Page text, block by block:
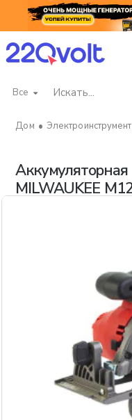
Все
Искать...
MILWAUKEE